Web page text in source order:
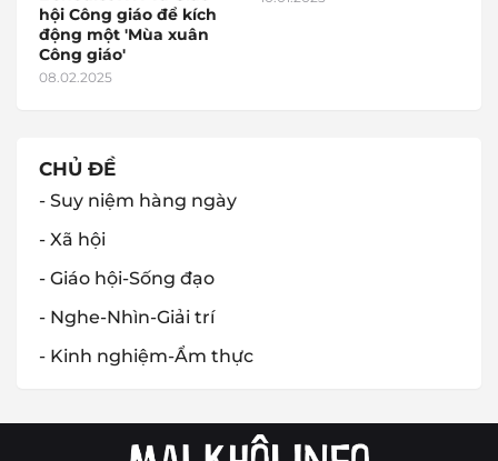
hội Công giáo để kích
động một 'Mùa xuân
Công giáo'
08.02.2025
CHỦ ĐỀ
- Suy niệm hàng ngày
- Xã hội
- Giáo hội-Sống đạo
- Nghe-Nhìn-Giải trí
- Kinh nghiệm-Ẩm thực